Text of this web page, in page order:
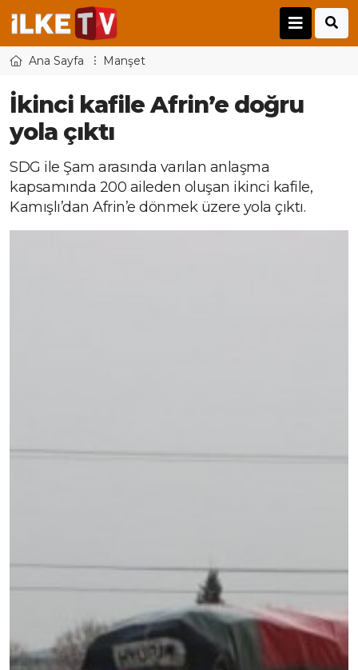
Ana Sayfa Manşet
İkinci kafile Afrin’e doğru
yola çıktı
SDG ile Şam arasında varılan anlaşma
kapsamında 200 aileden oluşan ikinci kafile,
Kamışlı’dan Afrin’e dönmek üzere yola çıktı.